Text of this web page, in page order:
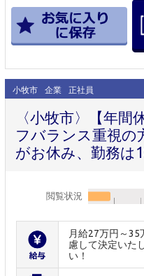
小牧市 企業 正社員
〈小牧市〉【年間
フバランス重視の
がお休み、勤務
閲覧状況
月給27万円～35
慮して決定いた
い！